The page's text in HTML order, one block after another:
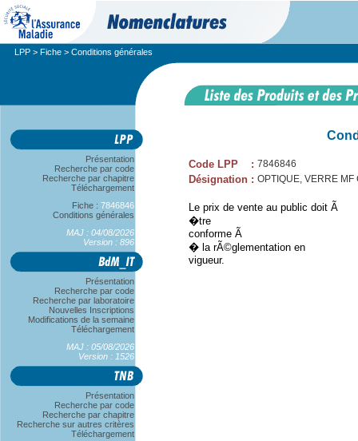
LPP > Fiche > Conditions générales
Présentation
Recherche par code
Recherche par chapitre
Téléchargement
Fiche : 7846846
Conditions générales
MAJ : 04/08/2026
Version : 896
Présentation
Recherche par code
Recherche par laboratoire
Nouvelles Inscriptions
Modifications de la semaine
Téléchargement
MAJ : 05/08/2026
Version : 1526
Présentation
Recherche par code
Recherche par chapitre
Recherche sur autres critères
Téléchargement
Code LPP : 7846846
Désignation : OPTIQUE, VERRE MF
Le prix de vente au public doit Ã
�tre
conforme Ã
� la rÃ©glementation en
vigueur.